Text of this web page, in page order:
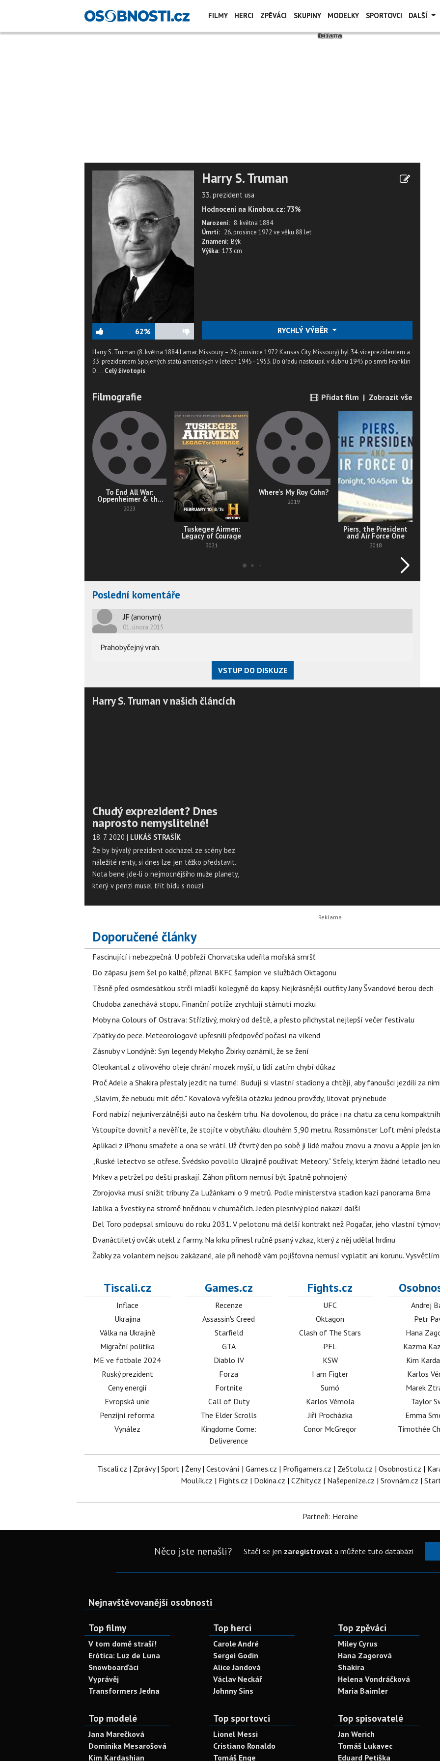
FILMY HERCI ZPĚVÁCI SKUPINY MODELKY SPORTOVCI DALŠÍ
62%
Harry S. Truman
33. prezident usa
Hodnocení na Kinobox.cz: 73%
Narození: 8. května 1884
Úmrtí: 26. prosince 1972 ve věku 88 let
Znamení: Býk
Výška: 173 cm
RYCHLÝ VÝBĚR
Harry S. Truman (8. května 1884 Lamar, Missoury – 26. prosince 1972 Kansas City, Missoury) byl 34. viceprezidentem a
33. prezidentem Spojených států amerických v letech 1945–1953. Do úřadu nastoupil v dubnu 1945 po smrti Franklin
D.... Celý životopis
Filmografie Přidat film | Zobrazit vše
To End All War:
Oppenheimer & the
Atomic Bomb
2023
Tuskegee Airmen:
Legacy of Courage
2021
Where's My Roy Cohn?
2019
Piers, the President
and Air Force One
2018
Poslední komentáře
JF (anonym)
01. února 2015
Prahobyčejný vrah.
VSTUP DO DISKUZE
Harry S. Truman v našich článcích
Chudý exprezident? Dnes
naprosto nemyslitelné!
18. 7. 2020 | LUKÁŠ STRAŠÍK
Že by bývalý prezident odcházel ze scény bez
náležité renty, si dnes lze jen těžko představit.
Nota bene jde-li o nejmocnějšího muže planety,
který v penzi musel třít bídu s nouzí.
Doporučené články
Fascinující i nebezpečná. U pobřeží Chorvatska udeřila mořská smršť
Do zápasu jsem šel po kalbě, přiznal BKFC šampion ve službách Oktagonu
Těsně před osmdesátkou strčí mladší kolegyně do kapsy. Nejkrásnější outfity Jany Švandové berou dech
Chudoba zanechává stopu. Finanční potíže zrychlují stárnutí mozku
Moby na Colours of Ostrava: Střízlivý, mokrý od deště, a přesto přichystal nejlepší večer festivalu
Zpátky do pece. Meteorologové upřesnili předpověď počasí na víkend
Zásnuby v Londýně: Syn legendy Mekyho Žbirky oznámil, že se žení
Oleokantal z olivového oleje chrání mozek myší, u lidí zatím chybí důkaz
Proč Adele a Shakira přestaly jezdit na turné: Budují si vlastní stadiony a chtějí, aby fanoušci jezdili za
„Slavím, že nebudu mít děti." Kovalová vyřešila otázku jednou provždy, litovat prý nebude
Ford nabízí nejuniverzálnější auto na českém trhu. Na dovolenou, do práce i na chatu za cenu
Vstoupíte dovnitř a nevěříte, že stojíte v obytňáku dlouhém 5,90 metru. Rossmönster Loft mění
Aplikaci z iPhonu smažete a ona se vrátí. Už čtvrtý den po sobě ji lidé mažou znovu a znovu a Apple jen
„Ruské letectvo se otřese. Švédsko povolilo Ukrajině používat Meteory.“ Střely, kterým žádné letadlo
Mrkev a petržel po dešti praskají. Záhon přitom nemusí být špatně pohnojený
Zbrojovka musí snížit tribuny Za Lužánkami o 9 metrů. Podle ministerstva stadion kazí panorama Brna
Jablka a švestky na stromě hnědnou v chumáčích. Jeden plesnivý plod nakazí další
Del Toro podepsal smlouvu do roku 2031. V pelotonu má delší kontrakt než Pogačar, jeho vlastní
Dvanáctiletý ovčák utekl z farmy. Na krku přinesl ručně psaný vzkaz, který z něj udělal hrdinu
Žabky za volantem nejsou zakázané, ale při nehodě vám pojišťovna nemusí vyplatit ani korunu.
Tiscali.cz
Inflace
Ukrajina
Válka na Ukrajině
Migrační politika
ME ve fotbale 2024
Ruský prezident
Ceny energií
Evropská unie
Penzijní reforma
Vynález
Games.cz
Recenze
Assassin's Creed
Starfield
GTA
Diablo IV
Forza
Fortnite
Call of Duty
The Elder Scrolls
Kingdome Come:
Deliverence
Fights.cz
UFC
Oktagon
Clash of The Stars
PFL
KSW
I am Figter
Sumó
Karlos Vémola
Jiří Procházka
Conor McGregor
Andrej
Petr
Hana
Kazma
Kim
Karlos
Marek
Taylor
Emma
Timothée
Tiscali.cz | Zprávy| Sport| Ženy| Cestování | Games.cz | Profigamers.cz | ZeStolu.cz | Osobnosti.cz |
Moulík.cz | Fights.cz | Dokina.cz | CZhity.cz | Našepeníze.cz | Srovnám.cz |
Partneři: Heroine
Něco jste nenašli? Stačí se jen zaregistrovata můžete tuto databázi
Nejnavštěvovanější osobnosti
Top filmy
V tom domě straší!
Erótica: Luz de Luna
Snowboarďáci
Vyprávěj
Transformers Jedna
Top herci
Carole André
Sergei Godin
Alice Jandová
Václav Neckář
Johnny Sins
Top zpěváci
Miley Cyrus
Hana Zagorová
Shakira
Helena Vondráčková
Maria Baimler
Top modelé
Jana Marečková
Dominika Mesarošová
Kim Kardashian
Top sportovci
Lionel Messi
Cristiano Ronaldo
Tomáš Enge
Top spisovatelé
Jan Werich
Tomáš Lukavec
Eduard Petiška